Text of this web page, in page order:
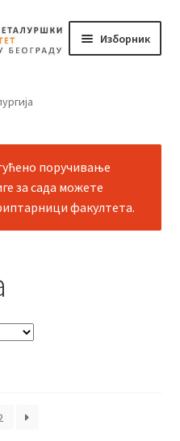
Изборник
поручивање
за сада можете
факултета.